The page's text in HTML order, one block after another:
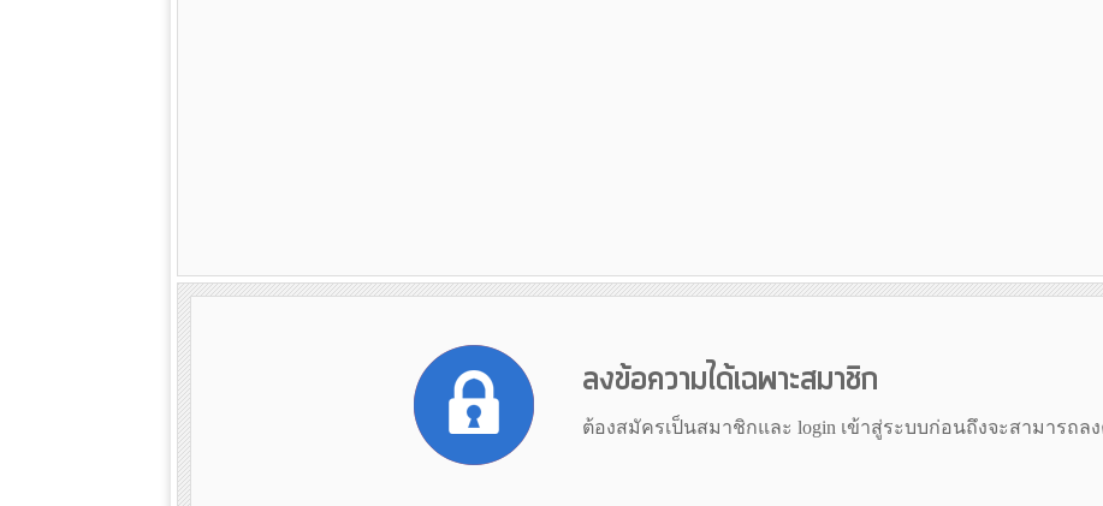
ลงข้อความได้เฉพาะสมาชิก
ต้องสมัครเป็นสมาชิกและ login เข้าสู่ระบบก่อนถึงจะสามารถล